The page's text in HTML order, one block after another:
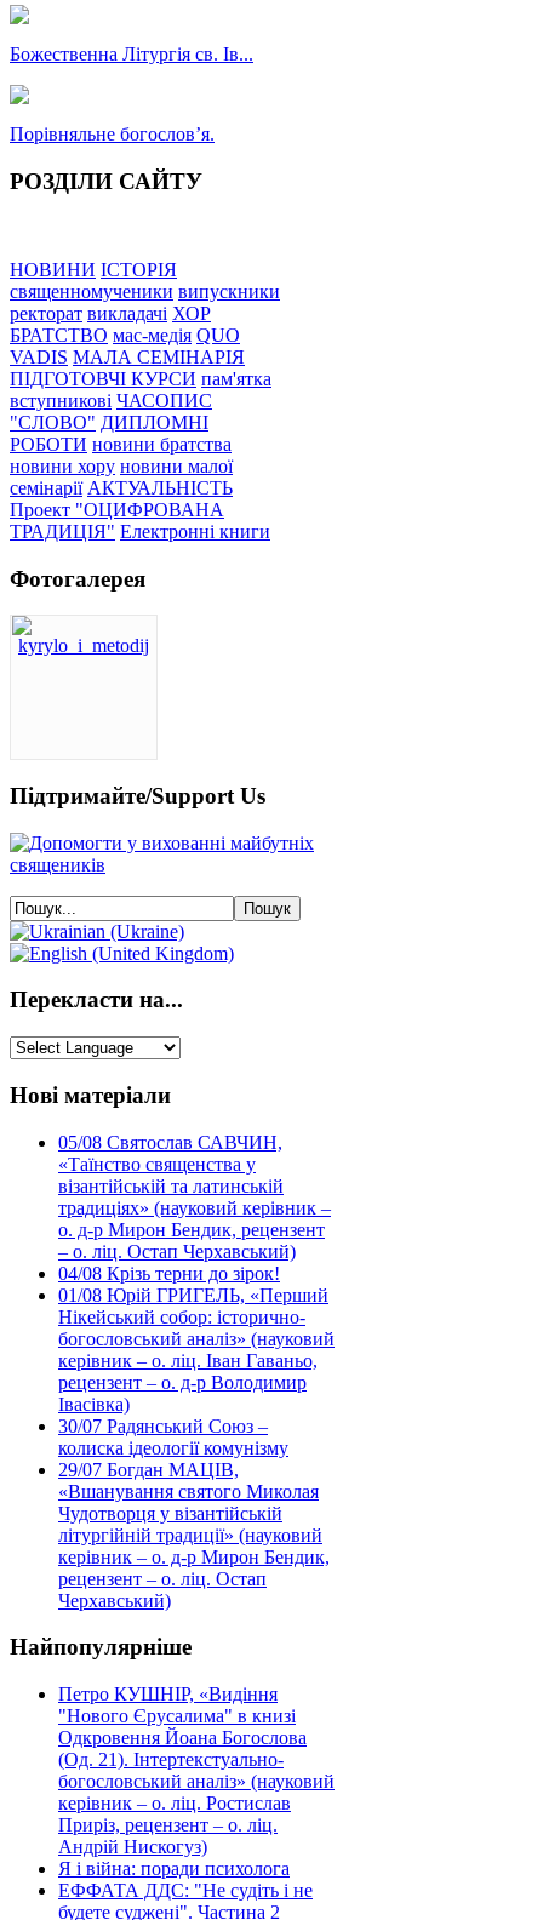
Божественна Літургія св. Ів...
Порівняльне богословʼя.
РОЗДІЛИ САЙТУ
НОВИНИ ІСТОРІЯ
священномученики випускники
ректорат викладачі ХОР
БРАТСТВО мас-медія QUO
VADIS МАЛА СЕМІНАРІЯ
ПІДГОТОВЧІ КУРСИ пам'ятка
вступникові ЧАСОПИС
"СЛОВО" ДИПЛОМНІ
РОБОТИ новини братства
новини хору новини малої
семінарії АКТУАЛЬНІСТЬ
Проект "ОЦИФРОВАНА
ТРАДИЦІЯ" Електронні книги
Фотогалерея
Підтримайте/Support Us
Перекласти на...
Нові матеріали
05/08 Святослав САВЧИН,
«Таїнство священства у
візантійській та латинській
традиціях» (науковий керівник –
о. д-р Мирон Бендик, рецензент
– о. ліц. Остап Черхавський)
04/08 Крізь терни до зірок!
01/08 Юрій ГРИГЕЛЬ, «Перший
Нікейський собор: історично-
богословський аналіз» (науковий
керівник – о. ліц. Іван Гаваньо,
рецензент – о. д-р Володимир
Івасівка)
30/07 Радянський Союз –
колиска ідеології комунізму
29/07 Богдан МАЦІВ,
«Вшанування святого Миколая
Чудотворця у візантійській
літургійній традиції» (науковий
керівник – о. д-р Мирон Бендик,
рецензент – о. ліц. Остап
Черхавський)
Найпопулярніше
Петро КУШНІР, «Видіння
"Нового Єрусалима" в книзі
Одкровення Йоана Богослова
(Од. 21). Інтертекстуально-
богословський аналіз» (науковий
керівник – о. ліц. Ростислав
Приріз, рецензент – о. ліц.
Андрій Нискогуз)
Я і війна: поради психолога
ЕФФАТА ДДС: "Не судіть і не
будете суджені". Частина 2